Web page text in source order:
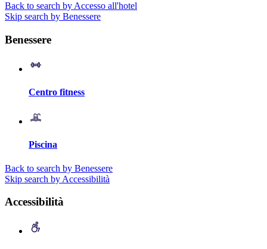
Back to search by Accesso all'hotel
Skip search by Benessere
Benessere
Centro fitness
Piscina
Back to search by Benessere
Skip search by Accessibilità
Accessibilità